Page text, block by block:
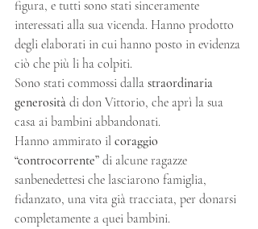
figura, e tutti sono stati sinceramente
interessati alla sua vicenda. Hanno prodotto
degli elaborati in cui hanno posto in evidenza
ciò che più li ha colpiti.
Sono stati commossi dalla straordinaria
generosità di don Vittorio, che aprì la sua
casa ai bambini abbandonati.
Hanno ammirato il coraggio
“controcorrente” di alcune ragazze
sanbenedettesi che lasciarono famiglia,
fidanzato, una vita già tracciata, per donarsi
completamente a quei bambini.